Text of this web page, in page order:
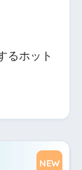
るホット
NEW